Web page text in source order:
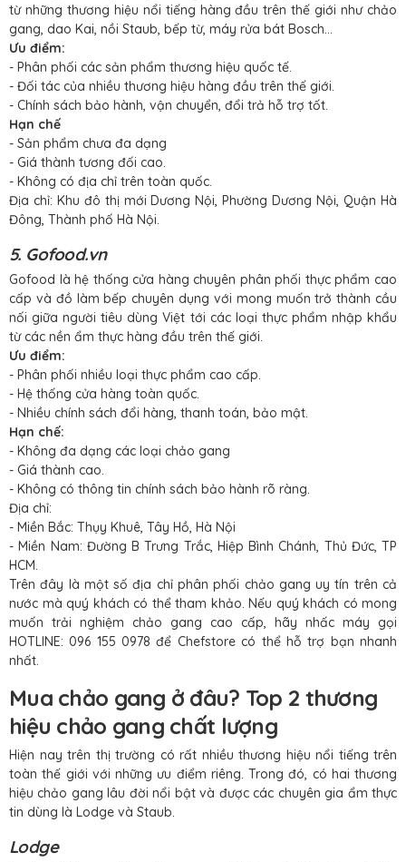
từ những thương hiệu nổi tiếng hàng đầu trên thế giới như chảo
gang, dao Kai, nồi Staub, bếp từ, máy rửa bát Bosch…
Ưu điểm:
- Phân phối các sản phẩm thương hiệu quốc tế.
- Đối tác của nhiều thương hiệu hàng đầu trên thế giới.
- Chính sách bảo hành, vận chuyển, đổi trả hỗ trợ tốt.
Hạn chế
- Sản phẩm chưa đa dạng
- Giá thành tương đối cao.
- Không có địa chỉ trên toàn quốc.
Địa chỉ: Khu đô thị mới Dương Nội, Phường Dương Nội, Quận Hà
Đông, Thành phố Hà Nội.
5. Gofood.vn
Gofood là hệ thống cửa hàng chuyên phân phối thực phẩm cao
cấp và đồ làm bếp chuyên dụng với mong muốn trở thành cầu
nối giữa người tiêu dùng Việt tới các loại thực phẩm nhập khẩu
từ các nền ẩm thực hàng đầu trên thế giới.
Ưu điểm:
- Phân phối nhiều loại thực phẩm cao cấp.
- Hệ thống cửa hàng toàn quốc.
- Nhiều chính sách đổi hàng, thanh toán, bảo mật.
Hạn chế:
- Không đa dạng các loại chảo gang
- Giá thành cao.
- Không có thông tin chính sách bảo hành rõ ràng.
Địa chỉ:
- Miền Bắc: Thụy Khuê, Tây Hồ, Hà Nội
- Miền Nam: Đường B Trưng Trắc, Hiệp Bình Chánh, Thủ Đức, TP
HCM.
Trên đây là một số địa chỉ phân phối chảo gang uy tín trên cả
nước mà quý khách có thể tham khảo. Nếu quý khách có mong
muốn trải nghiệm chảo gang cao cấp, hãy nhấc máy gọi
HOTLINE: 096 155 0978 để Chefstore có thể hỗ trợ bạn nhanh
nhất.
Mua chảo gang ở đâu? Top 2 thương
hiệu chảo gang chất lượng
Hiện nay trên thị trường có rất nhiều thương hiệu nổi tiếng trên
toàn thế giới với những ưu điểm riêng. Trong đó, có hai thương
hiệu chảo gang lâu đời nổi bật và được các chuyên gia ẩm thực
tin dùng là Lodge và Staub.
Lodge